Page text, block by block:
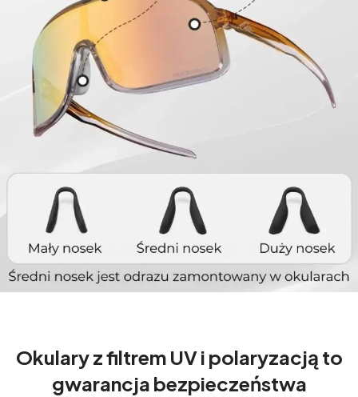
Okulary z filtrem UV i polaryzacją to
gwarancja bezpieczeństwa